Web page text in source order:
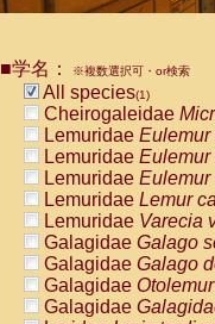
■学名： ※複数選択可・or検索
All species(1)
Cheirogaleidae
Lemuridae Eulemur
Lemuridae Eulemur
Lemuridae Eulemur
Lemuridae Lemur
Lemuridae Varecia
Galagidae Galago
Galagidae Galago
Galagidae
Galagidae